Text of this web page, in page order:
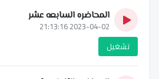
المحاضره السابعه عشر
2023-04-02 21:13:16
تشغيل